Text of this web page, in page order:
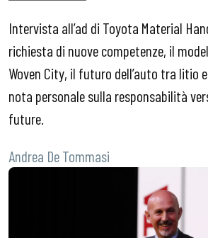
Intervista all’ad di Toyota Material
richiesta di nuove competenze, il
Woven City, il futuro dell’auto tra litio
nota personale sulla responsabilità
future.
Andrea De Tommasi